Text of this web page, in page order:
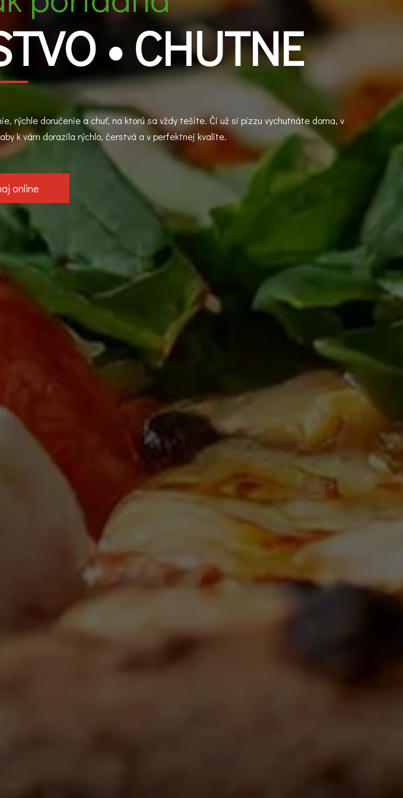
• CHUTNE
rýchle doručenie a chuť, na ktorú sa vždy tešíte. Či už si pizzu vychutnáte doma, v
k vám dorazila rýchlo, čerstvá a v perfektnej kvalite.
online